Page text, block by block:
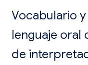
Vocabulario
lenguaje oral
de